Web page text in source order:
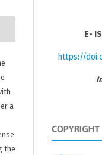
a
the
E-
https://